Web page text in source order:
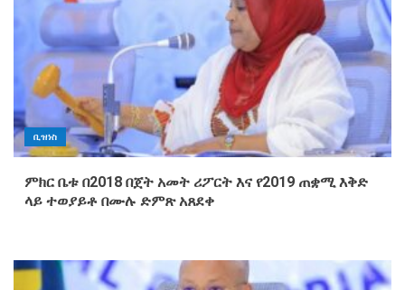
ቢዝነስ
ምክር ቤቱ በ2018 በጀት አመት ሪፖርት እና የ2019 ጠቋሚ እቅድ
ላይ ተወያይቶ በሙሉ ድምጽ አጸደቀ